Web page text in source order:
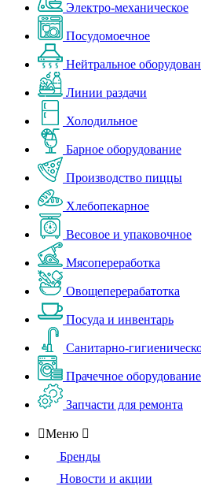
Электро-механическое
Посудомоечное
Нейтральное
Линии раздачи
Холодильное
Барное оборудование
Производство пиццы
Хлебопекарное
Весовое и упаковочное
Мясопереработка
Овощеперерабатотка
Посуда и инвентарь
Санитарно-
Прачечное оборудование
Запчасти для ремонта
Меню 
Бренды
Новости и акции